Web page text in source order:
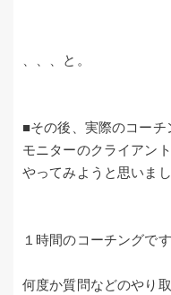
、、、と。
■その後、実際のコーチ
モニターのクライアン
やってみようと思いまし
１時間のコーチングです
何度か質問などのやり